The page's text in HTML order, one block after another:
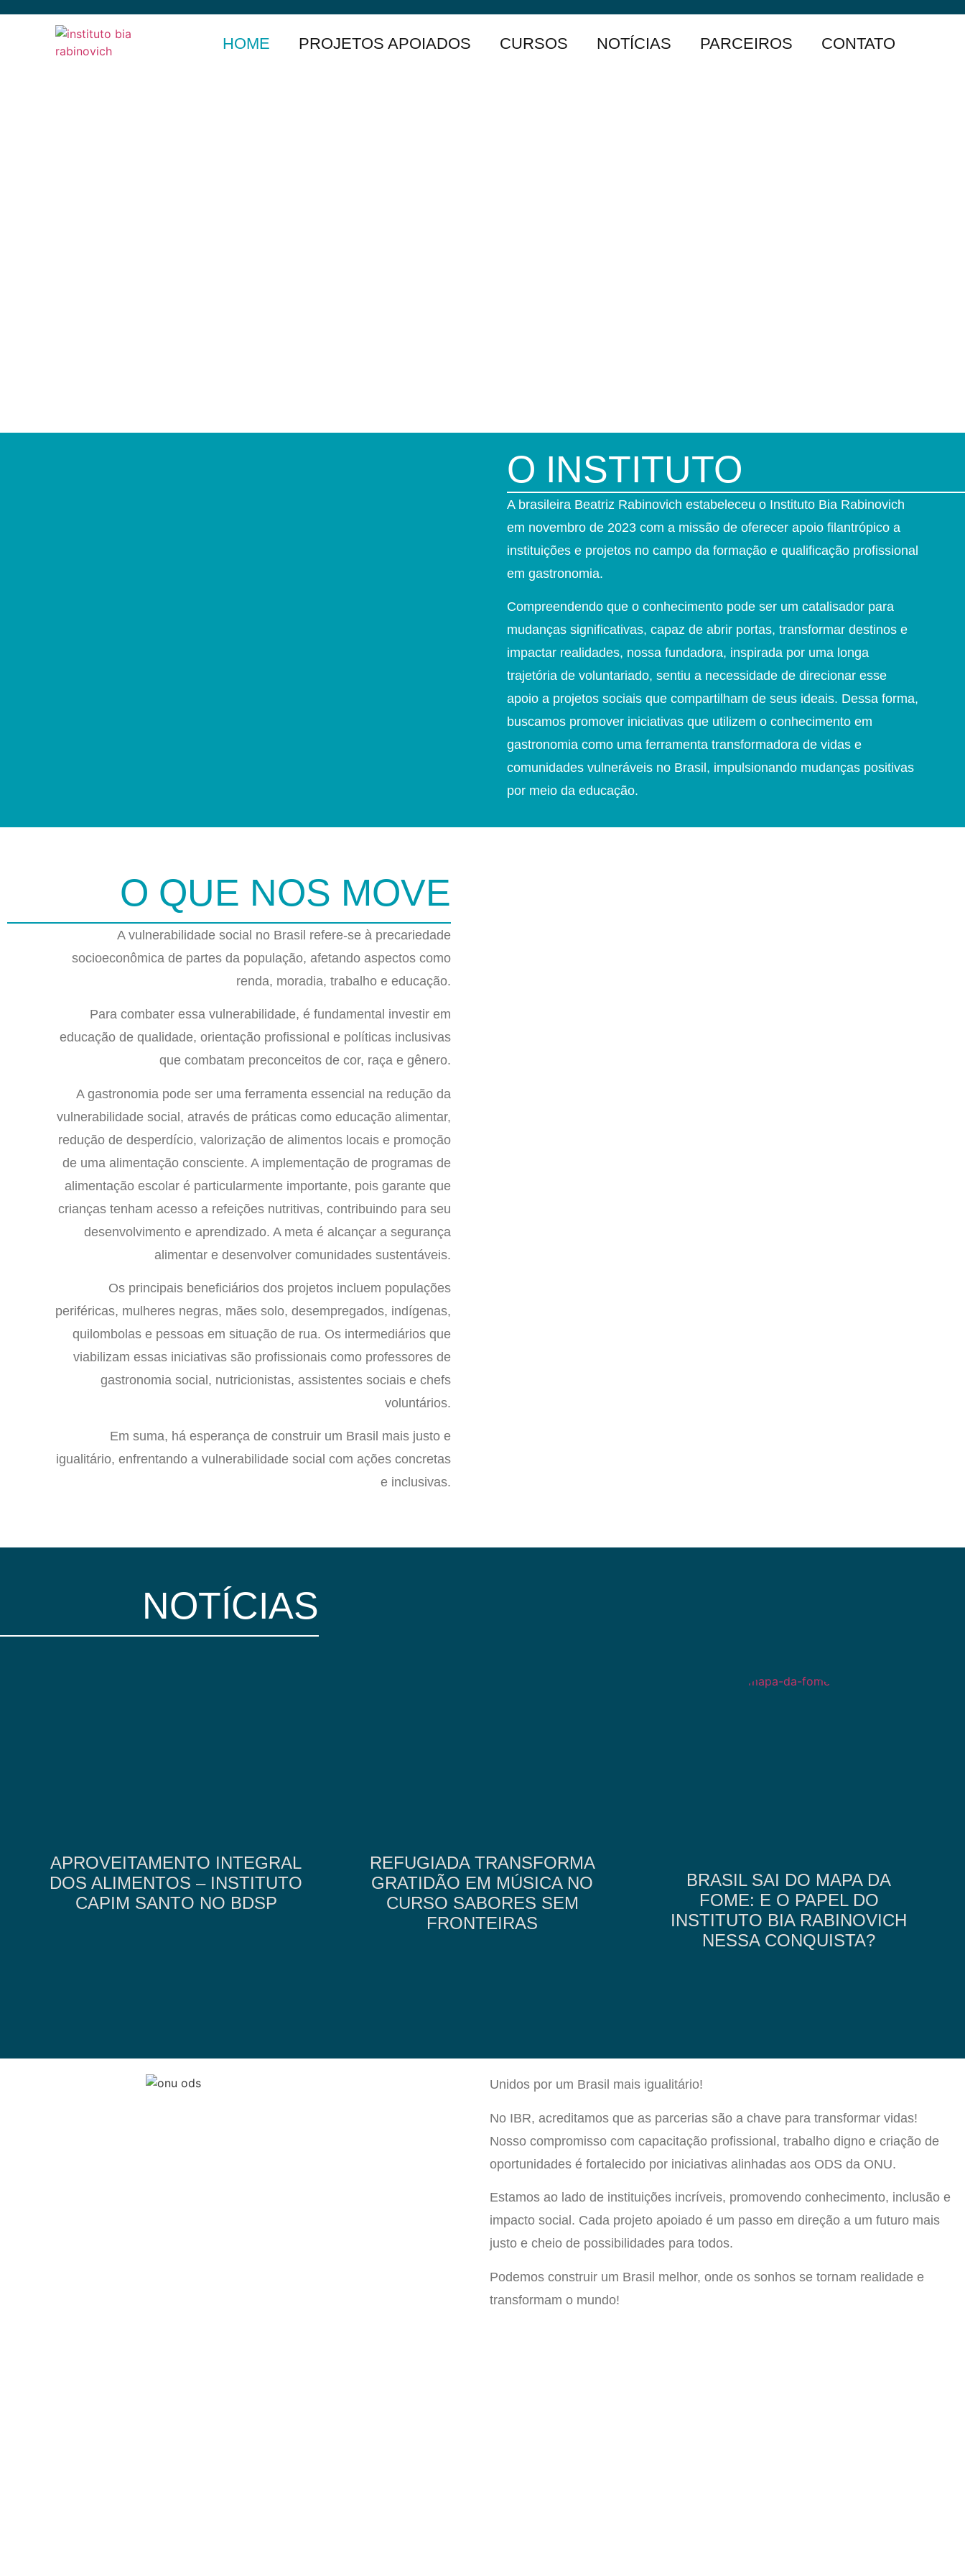
HOME PROJETOS APOIADOS CURSOS NOTÍCIAS PARCEIROS CONTATO
O INSTITUTO
A brasileira Beatriz Rabinovich estabeleceu o Instituto Bia Rabinovich
em novembro de 2023 com a missão de oferecer apoio filantrópico a
instituições e projetos no campo da formação e qualificação profissional
em gastronomia.
Compreendendo que o conhecimento pode ser um catalisador para
mudanças significativas, capaz de abrir portas, transformar destinos e
impactar realidades, nossa fundadora, inspirada por uma longa
trajetória de voluntariado, sentiu a necessidade de direcionar esse
apoio a projetos sociais que compartilham de seus ideais. Dessa forma,
buscamos promover iniciativas que utilizem o conhecimento em
gastronomia como uma ferramenta transformadora de vidas e
comunidades vulneráveis no Brasil, impulsionando mudanças positivas
por meio da educação.
O QUE NOS MOVE
A vulnerabilidade social no Brasil refere-se à precariedade
socioeconômica de partes da população, afetando aspectos como
renda, moradia, trabalho e educação.
Para combater essa vulnerabilidade, é fundamental investir em
educação de qualidade, orientação profissional e políticas inclusivas
que combatam preconceitos de cor, raça e gênero.
A gastronomia pode ser uma ferramenta essencial na redução da
vulnerabilidade social, através de práticas como educação alimentar,
redução de desperdício, valorização de alimentos locais e promoção
de uma alimentação consciente. A implementação de programas de
alimentação escolar é particularmente importante, pois garante que
crianças tenham acesso a refeições nutritivas, contribuindo para seu
desenvolvimento e aprendizado. A meta é alcançar a segurança
alimentar e desenvolver comunidades sustentáveis.
Os principais beneficiários dos projetos incluem populações
periféricas, mulheres negras, mães solo, desempregados, indígenas,
quilombolas e pessoas em situação de rua. Os intermediários que
viabilizam essas iniciativas são profissionais como professores de
gastronomia social, nutricionistas, assistentes sociais e chefs
voluntários.
Em suma, há esperança de construir um Brasil mais justo e
igualitário, enfrentando a vulnerabilidade social com ações concretas
e inclusivas.
NOTÍCIAS
APROVEITAMENTO INTEGRAL
DOS ALIMENTOS – INSTITUTO
CAPIM SANTO NO BDSP
REFUGIADA TRANSFORMA
GRATIDÃO EM MÚSICA NO
CURSO SABORES SEM
FRONTEIRAS
BRASIL SAI DO MAPA DA
FOME: E O PAPEL DO
INSTITUTO BIA RABINOVICH
NESSA CONQUISTA?
Unidos por um Brasil mais igualitário!
No IBR, acreditamos que as parcerias são a chave para transformar vidas!
Nosso compromisso com capacitação profissional, trabalho digno e criação de
oportunidades é fortalecido por iniciativas alinhadas aos ODS da ONU.
Estamos ao lado de instituições incríveis, promovendo conhecimento, inclusão e
impacto social. Cada projeto apoiado é um passo em direção a um futuro mais
justo e cheio de possibilidades para todos.
Podemos construir um Brasil melhor, onde os sonhos se tornam realidade e
transformam o mundo!